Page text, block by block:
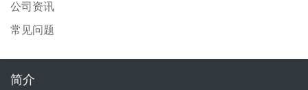
公司资讯
常见问题
简介